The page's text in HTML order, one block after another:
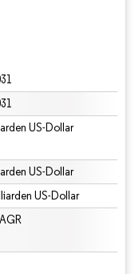
US-Dollar
US-Dollar
US-Dollar